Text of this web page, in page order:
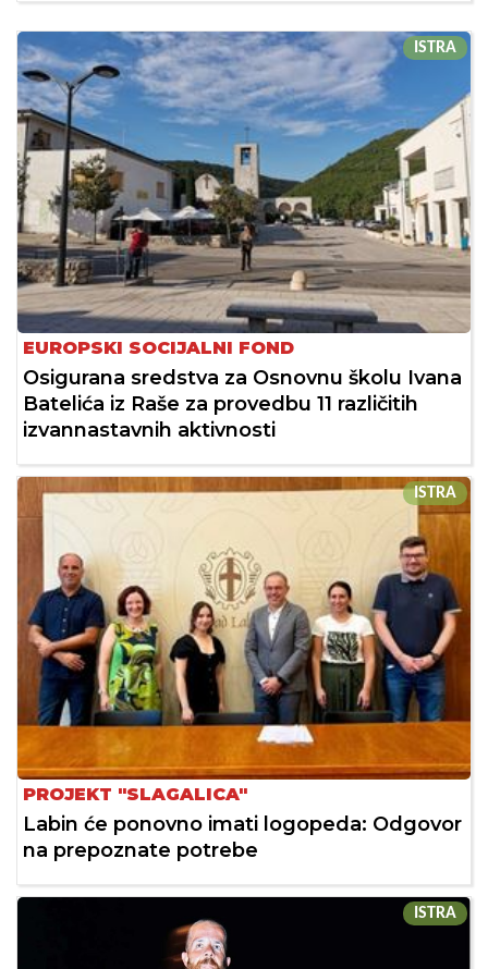
ISTRA
EUROPSKI SOCIJALNI FOND
Osigurana sredstva za Osnovnu školu Ivana
Batelića iz Raše za provedbu 11 različitih
izvannastavnih aktivnosti
ISTRA
PROJEKT "SLAGALICA"
Labin će ponovno imati logopeda: Odgovor
na prepoznate potrebe
ISTRA